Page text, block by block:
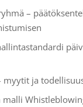
–
myytit ja
malli